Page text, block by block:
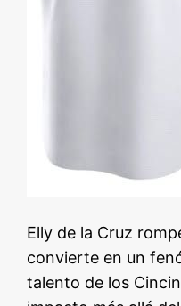
Elly de la Cruz
convierte en un
talento de los